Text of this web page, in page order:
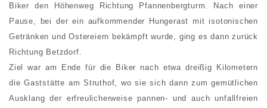
Biker den Höhenweg Richtung Pfannenbergturm. Nach einer
Pause, bei der ein aufkommender Hungerast mit isotonischen
Getränken und Ostereiern bekämpft wurde, ging es dann zurück
Richtung Betzdorf.
Ziel war am Ende für die Biker nach etwa dreißig Kilometern
die Gaststätte am Struthof, wo sie sich dann zum gemütlichen
Ausklang der erfreulicherweise pannen- und auch unfallfreien